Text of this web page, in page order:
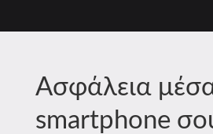
Ασφάλεια
smartphone